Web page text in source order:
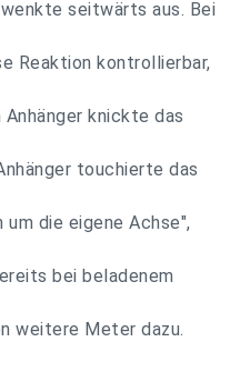
seitwärts aus. Bei
Reaktion kontrollierbar,
knickte das
touchierte das
die eigene Achse",
bei beladenem
weitere Meter dazu.